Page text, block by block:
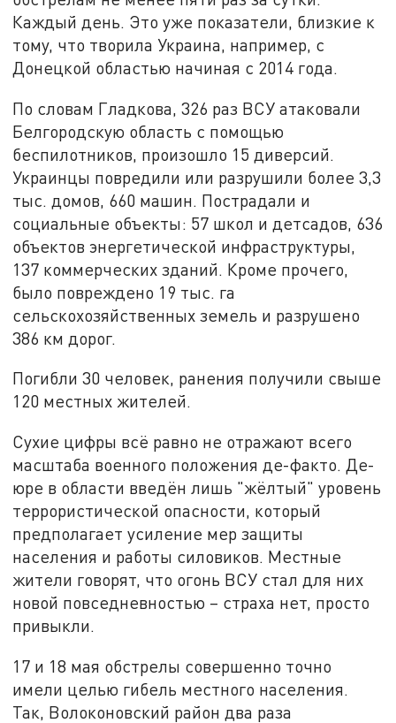
Каждый день. Это уже показатели, близкие к
тому, что творила Украина, например, с
Донецкой областью начиная с 2014 года.
По словам Гладкова, 326 раз ВСУ атаковали
Белгородскую область с помощью
беспилотников, произошло 15 диверсий.
Украинцы повредили или разрушили более 3,3
тыс. домов, 660 машин. Пострадали и
социальные объекты: 57 школ и детсадов, 636
объектов энергетической инфраструктуры,
137 коммерческих зданий. Кроме прочего,
было повреждено 19 тыс. га
сельскохозяйственных земель и разрушено
386 км дорог.
Погибли 30 человек, ранения получили свыше
120 местных жителей.
Сухие цифры всё равно не отражают всего
масштаба военного положения де-факто. Де-
юре в области введён лишь "жёлтый" уровень
террористической опасности, который
предполагает усиление мер защиты
населения и работы силовиков. Местные
жители говорят, что огонь ВСУ стал для них
новой повседневностью – страха нет, просто
привыкли.
17 и 18 мая обстрелы совершенно точно
имели целью гибель местного населения.
Так, Волоконовский район два раза